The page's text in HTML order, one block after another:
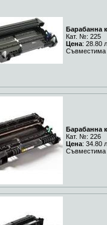
Барабанна
Кат. №: 225
Цена: 28.80
Съвместима
Барабанна
Кат. №: 226
Цена: 34.80
Съвместима